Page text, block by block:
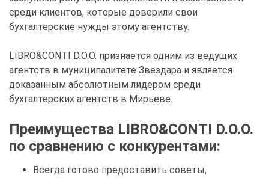
среди клиентов, которые доверили свои
бухгалтерские нужды этому агентству.
LIBRO&CONTI D.O.O. признается одним из ведущих
агентств в муниципалитете Звездара и является
доказанным абсолютным лидером среди
бухгалтерских агентств в Мирьеве.
Преимущества LIBRO&CONTI D.O.O.
по сравнению с конкурентами:
Всегда готово предоставить советы,